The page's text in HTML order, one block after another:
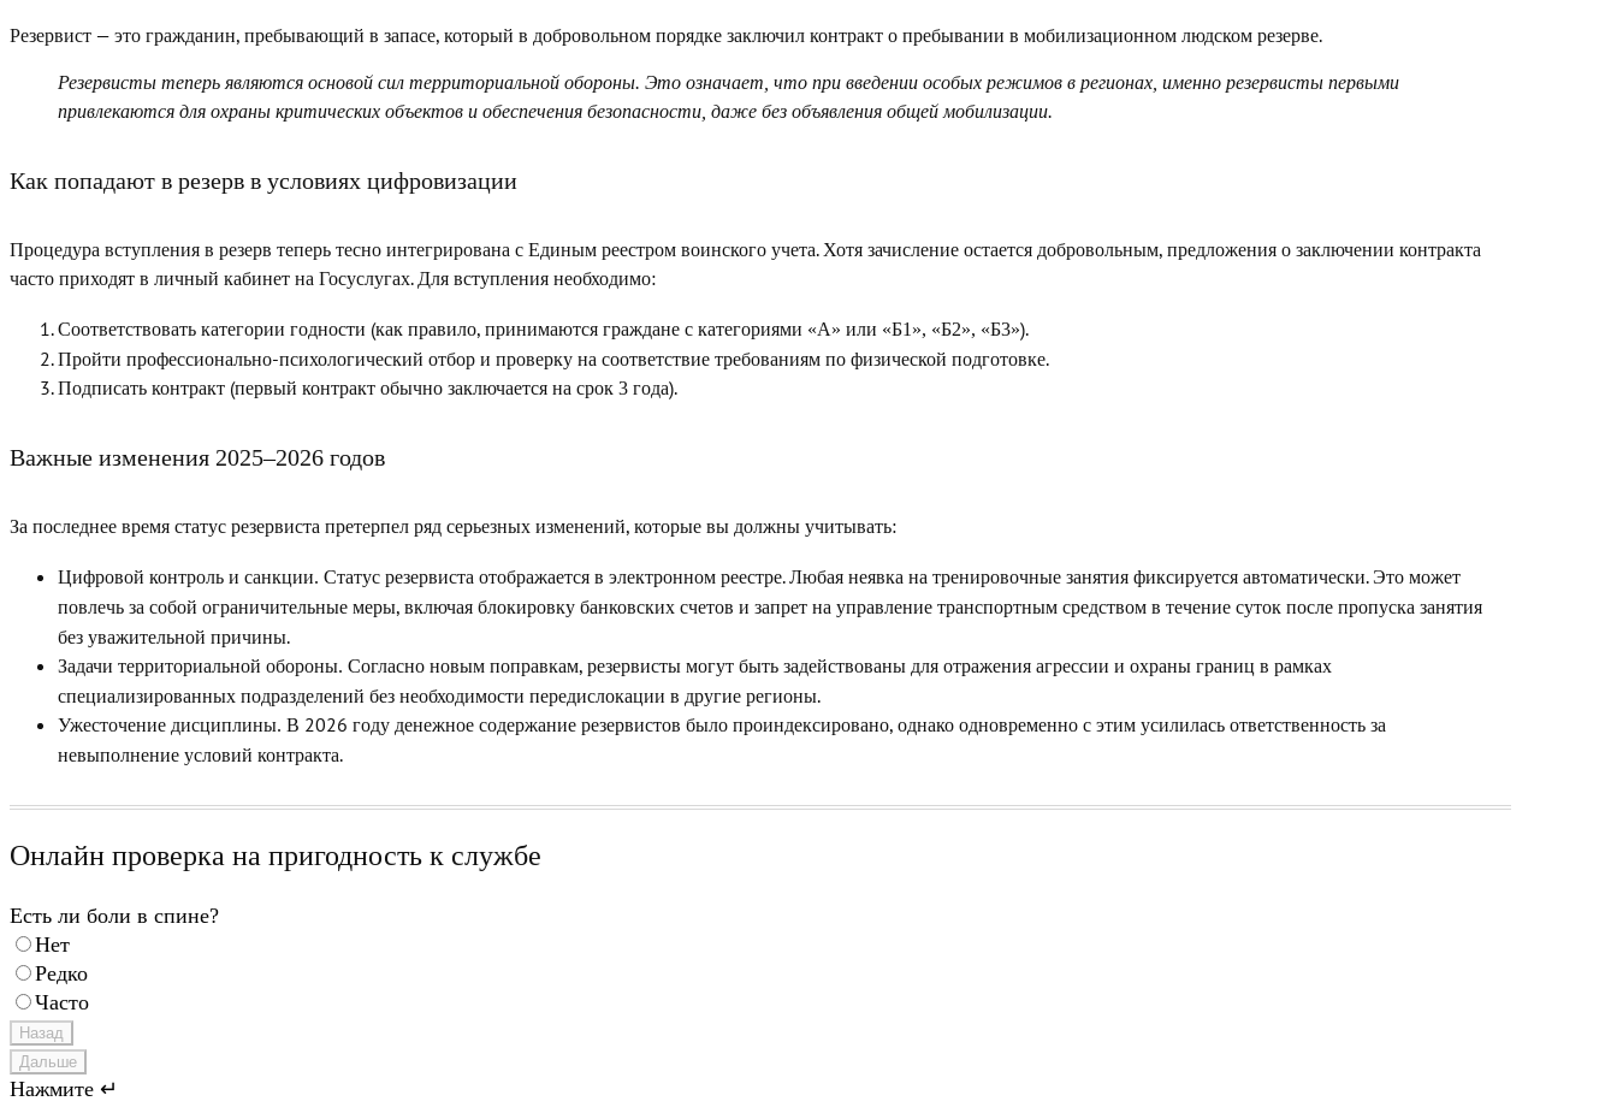
Резервист — это гражданин, пребывающий в запасе, который в добровольном порядке заключил контракт о пребывании в мобилизационном людском резерве.
Резервисты теперь являются основой сил территориальной обороны. Это означает, что при введении особых режимов в регионах, именно резервисты первыми
привлекаются для охраны критических объектов и обеспечения безопасности, даже без объявления общей мобилизации.
Как попадают в резерв в условиях цифровизации
Процедура вступления в резерв теперь тесно интегрирована с Единым реестром воинского учета. Хотя зачисление остается добровольным, предложения о заключении контракта
часто приходят в личный кабинет на Госуслугах. Для вступления необходимо:
Соответствовать категории годности (как правило, принимаются граждане с категориями «А» или «Б1», «Б2», «Б3»).
Пройти профессионально-психологический отбор и проверку на соответствие требованиям по физической подготовке.
Подписать контракт (первый контракт обычно заключается на срок 3 года).
Важные изменения 2025–2026 годов
За последнее время статус резервиста претерпел ряд серьезных изменений, которые вы должны учитывать:
Цифровой контроль и санкции. Статус резервиста отображается в электронном реестре. Любая неявка на тренировочные занятия фиксируется автоматически. Это может
повлечь за собой ограничительные меры, включая блокировку банковских счетов и запрет на управление транспортным средством в течение суток после пропуска занятия
без уважительной причины.
Задачи территориальной обороны. Согласно новым поправкам, резервисты могут быть задействованы для отражения агрессии и охраны границ в рамках
специализированных подразделений без необходимости передислокации в другие регионы.
Ужесточение дисциплины. В 2026 году денежное содержание резервистов было проиндексировано, однако одновременно с этим усилилась ответственность за
невыполнение условий контракта.
Онлайн проверка на пригодность к службе
Есть ли боли в спине?
Нет
Редко
Часто
Назад
Дальше
Нажмите ↵